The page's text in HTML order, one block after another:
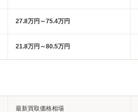
27.8万円～75.4万円
21.8万円～80.5万円
最新買取価格相場